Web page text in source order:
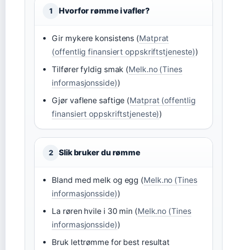
1 Hvorfor rømme i vafler?
Gir mykere konsistens (Matprat
(offentlig finansiert oppskriftstjeneste))
Tilfører fyldig smak (Melk.no (Tines
informasjonsside))
Gjør vaflene saftige (Matprat (offentlig
finansiert oppskriftstjeneste))
2 Slik bruker du rømme
Bland med melk og egg (Melk.no (Tines
informasjonsside))
La røren hvile i 30 min (Melk.no (Tines
informasjonsside))
Bruk lettrømme for best resultat